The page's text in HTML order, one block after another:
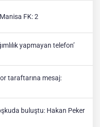
FK: 2
yapmayan telefon’
taraftarına mesaj:
buluştu: Hakan Peker